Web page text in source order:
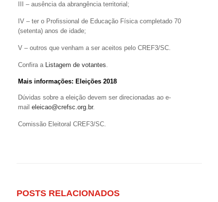
III – ausência da abrangência territorial;
IV – ter o Profissional de Educação Física completado 70
(setenta) anos de idade;
V – outros que venham a ser aceitos pelo CREF3/SC.
Confira a Listagem de votantes.
Mais informações: Eleições 2018
Dúvidas sobre a eleição devem ser direcionadas ao e-
maileleicao@crefsc.org.br.
Comissão Eleitoral CREF3/SC.
POSTS RELACIONADOS